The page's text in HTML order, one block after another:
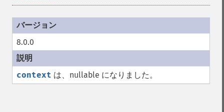
8.0.0
context は、nullable になりました。